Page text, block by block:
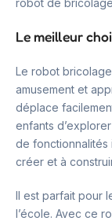
robot de
Le meilleur
Le robot
amusement et
déplace
enfants
de fonctionnalités
créer et à
Il est parfait pour
l’école. Avec ce